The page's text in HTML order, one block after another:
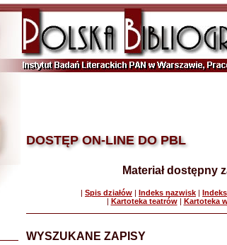
DOSTĘP ON-LINE DO PBL
Materiał dostępny
| Spis działów | Indeks nazwisk |
| Kartoteka teatrów| Kartoteka
WYSZUKANE ZAPISY